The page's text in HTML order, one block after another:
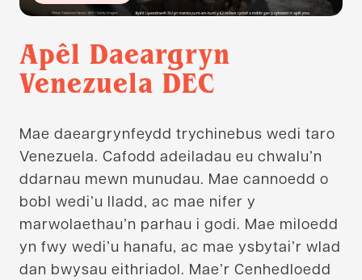
Apêl Daeargryn
Venezuela DEC
Mae daeargrynfeydd trychinebus wedi taro
Venezuela. Cafodd adeiladau eu chwalu’n
ddarnau mewn munudau. Mae cannoedd o
bobl wedi’u lladd, ac mae nifer y
marwolaethau’n parhau i godi. Mae miloedd
yn fwy wedi’u hanafu, ac mae ysbytai’r wlad
dan bwysau eithriadol. Mae’r Cenhedloedd